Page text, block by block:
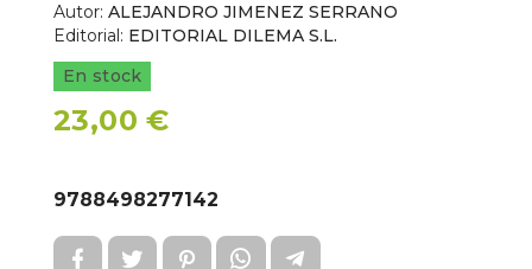
Autor: ALEJANDRO JIMENEZ SERRANO
Editorial: EDITORIAL DILEMA S.L.
En stock
23,00 €
9788498277142